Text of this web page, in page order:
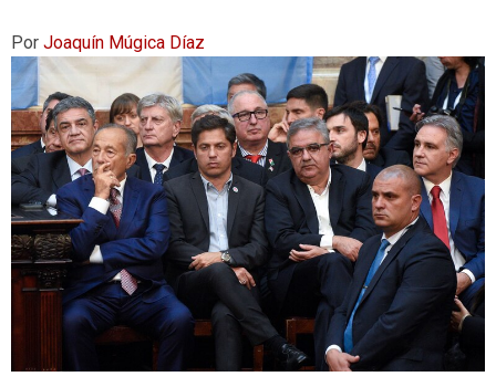
Por Joaquín Múgica Díaz